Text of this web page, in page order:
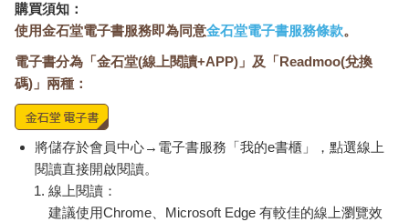
購買須知：
使用金石堂電子書服務即為同意金石堂電子書服務條款。
電子書分為「金石堂(線上閱讀+APP)」及「Readmoo(兌換
碼)」兩種：
將儲存於會員中心→電子書服務「我的e書櫃」，點選線上
閱讀直接開啟閱讀。
線上閱讀：
建議使用Chrome、Microsoft Edge 有較佳的線上瀏覽效